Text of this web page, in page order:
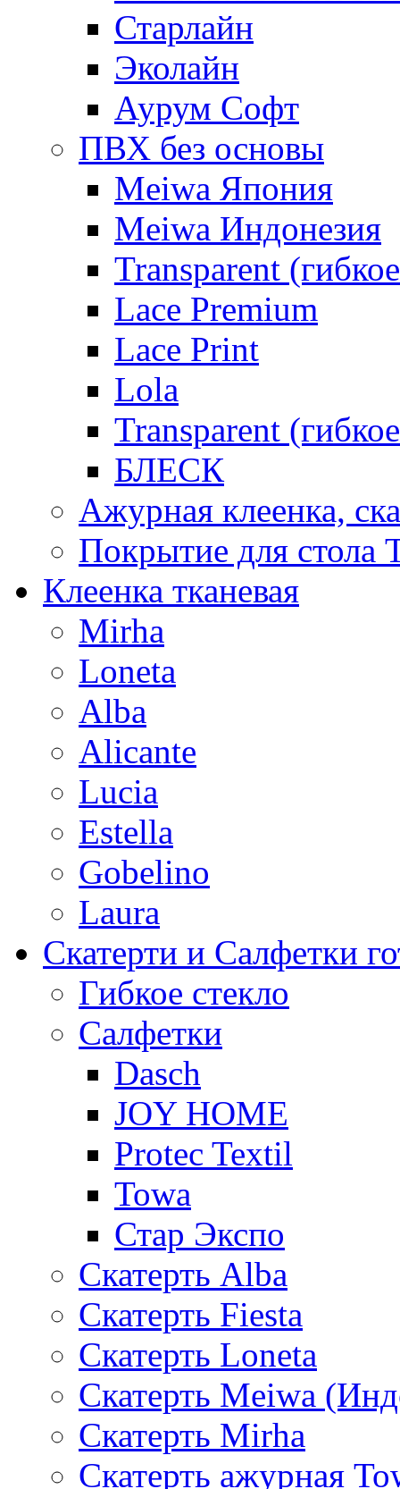
Старлайн
Эколайн
Аурум Софт
ПВХ без основы
Meiwa Япония
Meiwa Индонезия
Transparent
Lace Premium
Lace Print
Lola
Transparent
БЛЕСК
Ажурная клеенка,
Покрытие для стола
Клеенка тканевая
Mirha
Loneta
Alba
Alicante
Lucia
Estella
Gobelino
Laura
Скатерти и Салфетки
Гибкое стекло
Салфетки
Dasch
JOY HOME
Protec Textil
Towa
Стар Экспо
Скатерть Alba
Скатерть Fiesta
Скатерть Loneta
Скатерть Meiwa
Скатерть Mirha
Скатерть ажурная